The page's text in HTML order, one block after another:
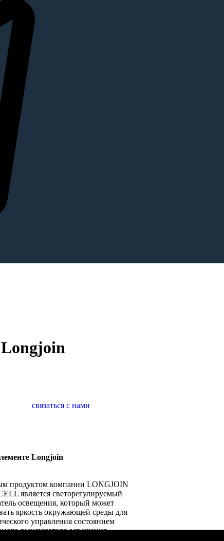
Longjoin
связаться с нами
Longjoin
продуктом компании LONGJOIN
является светорегулируемый
освещения, который может
яркость окружающей среды для
управления состоянием
выключателя освещения